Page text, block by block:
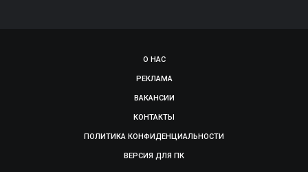
О НАС
РЕКЛАМА
ВАКАНСИИ
КОНТАКТЫ
ПОЛИТИКА КОНФИДЕНЦИАЛЬНОСТИ
ВЕРСИЯ ДЛЯ ПК